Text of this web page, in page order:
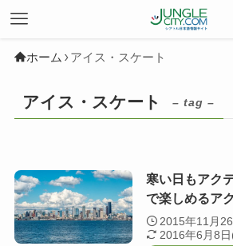
ホーム アイス・スケート
アイス・スケート – tag –
寒い日もアク
で楽しめるア
2015年11月
2016年6月8